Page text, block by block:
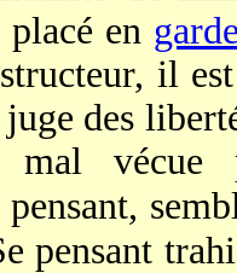
en
il
des
mal vécue
pensant,
pensant